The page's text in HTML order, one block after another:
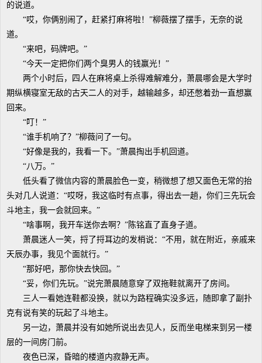
的说道。
“哎，你俩别闹了，赶紧打麻将啦！”柳薇摆了摆手，无奈的说
道。
“来吧，码牌吧。”
“今天一定把你们两个臭男人的钱赢光！”
两个小时后，四人在麻将桌上杀得难解难分，萧晨哪会是大学时
期纵横寝室无敌的古天二人的对手，越输越多，却还憋着劲一直想赢
回来。
“叮！”
“谁手机响了？”柳薇问了一句。
“好像是我的，我看一下。”萧晨掏出手机回道。
“八万。”
低头看了微信内容的萧晨脸色一变，稍微想了想又面色无常的抬
头对几人说道：“哎呀，我这临时有点事，得出去一趟，你们三先玩会
斗地主，我一会就回来。”
“啥事啊，我开车送你去啊？”陈铭直了直身子道。
萧晨迷人一笑，捋了捋耳边的发梢说：“不用，就在附近，亲戚来
天辰办事，我见个面就行。”
“那好吧，那你快去快回。”
“妥，你们先玩。”说完萧晨随意穿了双拖鞋就离开了房间。
三人一看她连鞋都没换，就以为路程确实没多远，随即拿了副扑
克有说有笑的玩起了斗地主。
另一边，萧晨并没有如她所说出去见人，反而坐电梯来到另一楼
层的一间房门前。
夜色已深，昏暗的楼道内寂静无声。